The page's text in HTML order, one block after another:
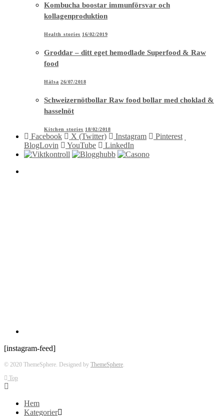
Kombucha boostar immunförsvar och
kollagenproduktion
Health stories 16/02/2019
Groddar – ditt eget hemodlade Superfood & Raw
food
Hälsa 26/07/2018
Schweizernötbollar Raw food bollar med choklad &
hasselnöt
Kitchen stories 18/02/2018
Facebook X (Twitter) Instagram
Pinterest
BlogLovin
YouTube LinkedIn
[instagram-feed]
© 2020 ThemeSphere. Designed by ThemeSphere.
Top
Hem
Kategorier